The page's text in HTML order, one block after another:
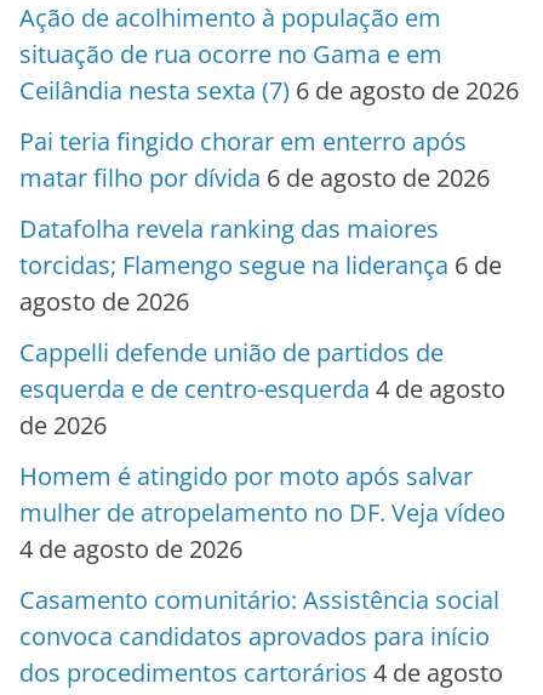
Ação de acolhimento à população em
situação de rua ocorre no Gama e em
Ceilândia nesta sexta (7) 6 de agosto de 2026
Pai teria fingido chorar em enterro após
matar filho por dívida 6 de agosto de 2026
Datafolha revela ranking das maiores
torcidas; Flamengo segue na liderança 6 de
agosto de 2026
Cappelli defende união de partidos de
esquerda e de centro-esquerda 4 de agosto
de 2026
Homem é atingido por moto após salvar
mulher de atropelamento no DF. Veja vídeo
4 de agosto de 2026
Casamento comunitário: Assistência social
convoca candidatos aprovados para início
dos procedimentos cartorários 4 de agosto